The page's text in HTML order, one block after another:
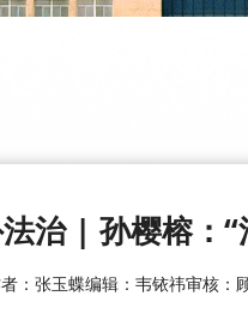
治 | 孙樱榕：
：张玉蝶编辑：韦铱祎审核：